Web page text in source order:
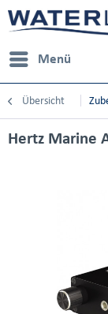
Menü
Übersicht
Hertz Marine